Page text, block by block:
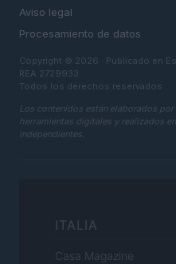
Aviso legal
Procesamiento de datos
Copyright © 2026 · Publicado en
REA 2729933
Todos los derechos reservados
Los contenidos están elaborados
herramientas digitales y realizados
independientes.
ITALIA
Casa Magazine